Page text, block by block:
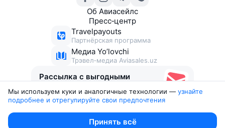
Об Авиасейлс
Пресс‑центр
Travelpayouts
Партнёрская программа
Медиа Yo’lovchi
Трэвел‑медиа Aviasales.uz
Рассылка с выгодными
Юридические документы
Мы используем куки и аналогичные технологии — узнайте
подробнее и отрегулируйте свои предпочтения
Принять всё